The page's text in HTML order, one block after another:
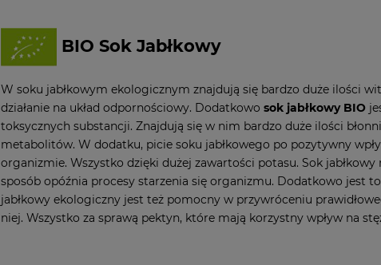
BIO Sok Jabłkowy
W soku jabłkowym ekologicznym znajdują się bardzo duże ilości
działanie na układ odpornościowy. Dodatkowo sok jabłkowy BIO
toksycznych substancji. Znajdują się w nim bardzo duże ilości
metabolitów. W dodatku, picie soku jabłkowego po pozytywny
organizmie. Wszystko dzięki dużej zawartości potasu. Sok
sposób opóźnia procesy starzenia się organizmu. Dodatkowo jest
jabłkowy ekologiczny jest też pomocny w przywróceniu
niej. Wszystko za sprawą pektyn, które mają korzystny wpływ na